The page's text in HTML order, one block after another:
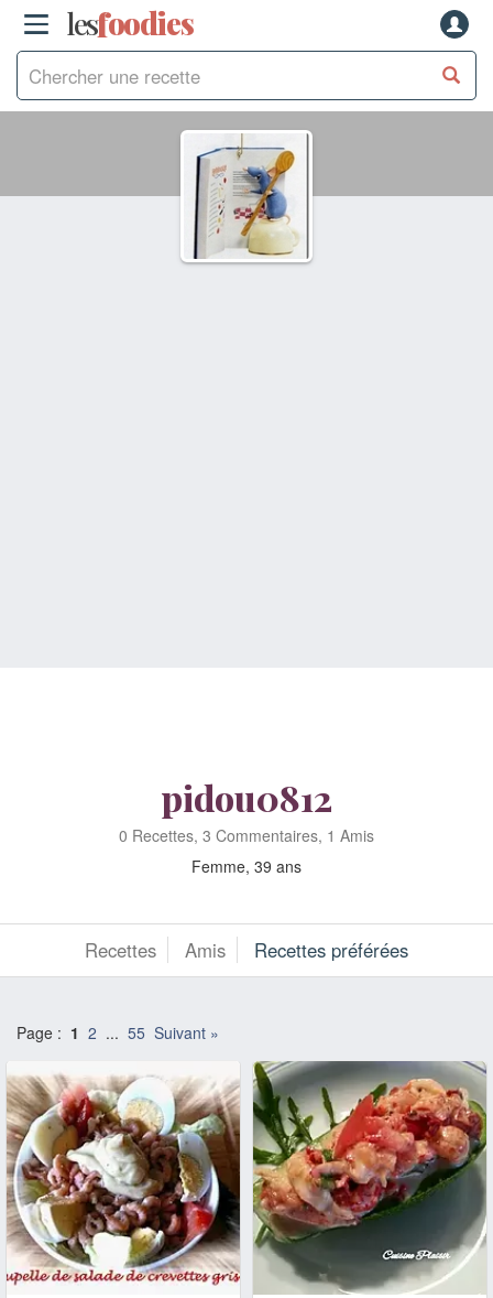
lesfoodies
pidou0812
0 Recettes, 3 Commentaires, 1 Amis
Femme, 39 ans
Recettes Amis Recettes préférées
Page : 1 2 ... 55 Suivant »